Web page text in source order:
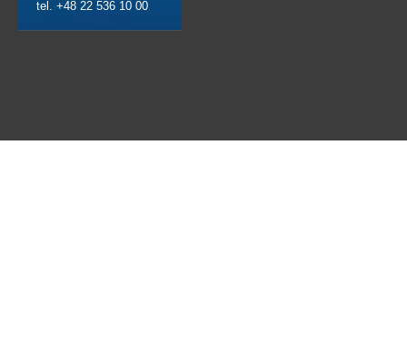
tel. +48 22 536 10 00